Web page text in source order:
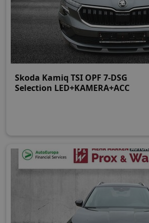
Skoda Kamiq TSI OPF 7-DSG
Selection LED+KAMERA+ACC